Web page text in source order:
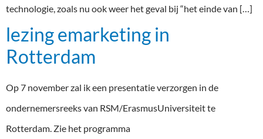
technologie, zoals nu ook weer het geval bij “het einde van […]
lezing emarketing in
Rotterdam
Op 7 november zal ik een presentatie verzorgen in de
ondernemersreeks van RSM/ErasmusUniversiteit te
Rotterdam. Zie het programma